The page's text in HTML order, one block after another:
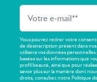
Vous pouvez retirer votre
de désinscription présent dans
utilisera vos données
basées sur les informations que
profil beauté, ainsi que pour
savoir plus sur la manière dont
droits, consultez notre Politique